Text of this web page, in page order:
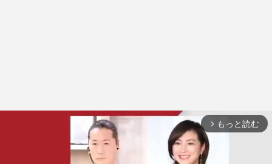
arrow_forward_ios もっと読む